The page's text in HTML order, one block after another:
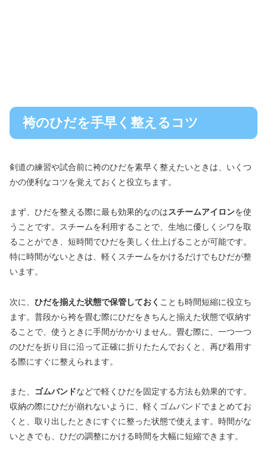
袴のひだを手早く整えるコツ
剣道の練習や試合前に袴のひだを素早く整えたいときは、いくつ
かの便利なコツを覚えておくと役立ちます。
まず、ひだを整える際に最も効果的なのはスチームアイロンを使
うことです。スチームを利用することで、生地に優しくシワを取
ることができ、短時間でひだを美しく仕上げることが可能です。
特に時間がないときは、軽くスチームをかけるだけでもひだが整
います。
次に、 ひだを揃えた状態で保管しておく ことも時間短縮に役立ち
ます。普段から袴を畳む際にひだをきちんと揃えた状態で収納す
ることで、使うときに手間がかかりません。畳む際に、一つ一つ
のひだを折り目に沿って正確に折りたたんでおくと、再び着用す
る際にすぐに整えられます。
また、 ゴムバンドなどで軽くひだを固定する方法も効果的です。
収納の際にひだが崩れないように、軽くゴムバンドでまとめてお
くと、取り出したときにすぐに整った状態で使えます。時間がな
いときでも、ひだの調整にかける時間を大幅に短縮できます。